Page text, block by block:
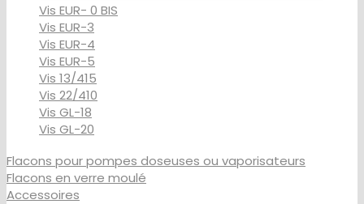
Vis EUR- 0 BIS
Vis EUR-3
Vis EUR-4
Vis EUR-5
Vis 13/415
Vis 22/410
Vis GL-18
Vis GL-20
Flacons pour pompes doseuses ou vaporisateurs
Flacons en verre moulé
Accessoires